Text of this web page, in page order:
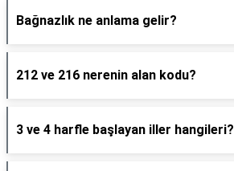
Bağnazlık ne anlama gelir?
212 ve 216 nerenin alan kodu?
3 ve 4 harfle başlayan iller hangileri?